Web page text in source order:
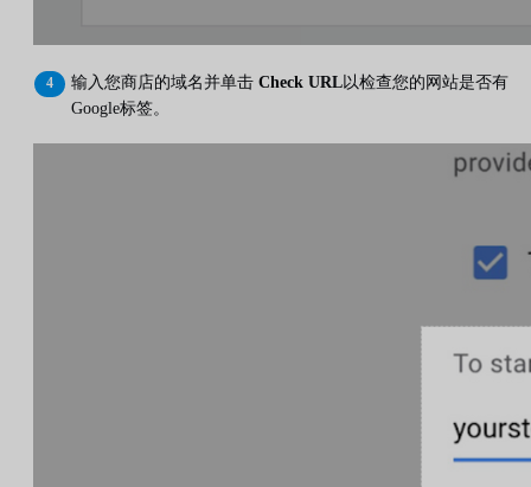
输入您商店的域名并单击 Check URL以检查您的网站是否有
Google标签。